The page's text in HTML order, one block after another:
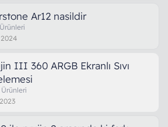
Ar12 nasildir
III 360 ARGB Ekranlı Sıvı